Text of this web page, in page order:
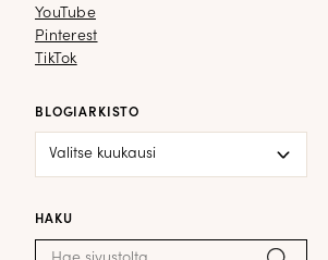
YouTube
YouTube
Pinterest
Pinterest
TikTok
TikTok
BLOGIARKISTO
HAKU
Haku: Hae